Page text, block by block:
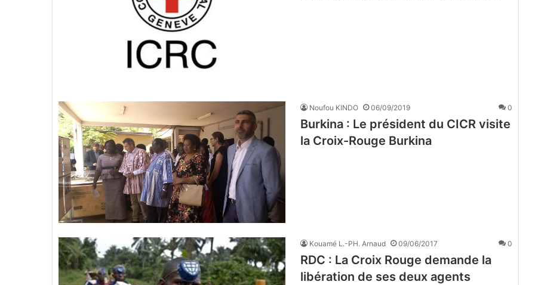
Noufou KINDO 06/09/2019 0
Burkina : Le président du CICR visite
la Croix-Rouge Burkina
Kouamé L.-PH. Arnaud 09/06/2017 0
RDC : La Croix Rouge demande la
libération de ses deux agents